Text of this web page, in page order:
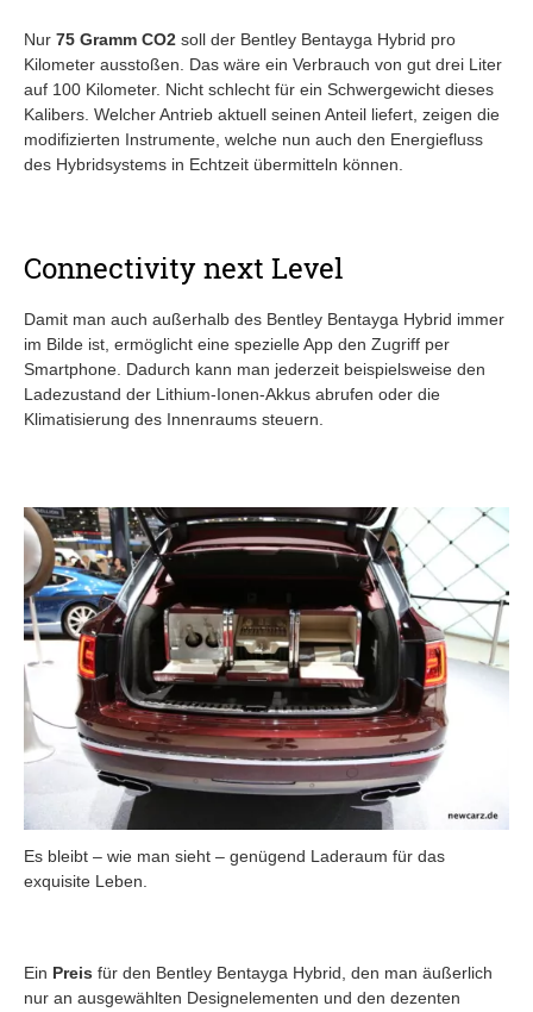
Nur 75 Gramm CO2 soll der Bentley Bentayga Hybrid pro
Kilometer ausstoßen. Das wäre ein Verbrauch von gut drei Liter
auf 100 Kilometer. Nicht schlecht für ein Schwergewicht dieses
Kalibers. Welcher Antrieb aktuell seinen Anteil liefert, zeigen die
modifizierten Instrumente, welche nun auch den Energiefluss
des Hybridsystems in Echtzeit übermitteln können.
Connectivity next Level
Damit man auch außerhalb des Bentley Bentayga Hybrid immer
im Bilde ist, ermöglicht eine spezielle App den Zugriff per
Smartphone. Dadurch kann man jederzeit beispielsweise den
Ladezustand der Lithium-Ionen-Akkus abrufen oder die
Klimatisierung des Innenraums steuern.
Es bleibt – wie man sieht – genügend Laderaum für das
exquisite Leben.
Ein Preis für den Bentley Bentayga Hybrid, den man äußerlich
nur an ausgewählten Designelementen und den dezenten